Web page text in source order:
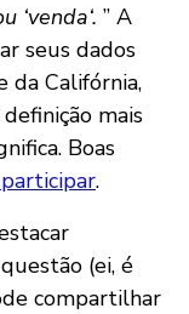
‘venda‘. ” A
seus dados
da Califórnia,
mais
Boas
.
(ei, é
compartilhar